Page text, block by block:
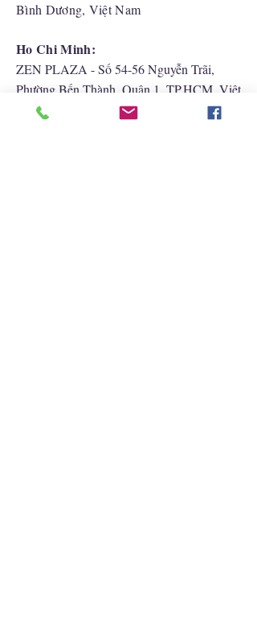
Bình Dương, Việt Nam
Ho Chi Minh:
ZEN PLAZA - Số 54-56 Nguyễn Trãi,
Phường Bến Thành, Quận 1, TP.HCM, Việt
Nam